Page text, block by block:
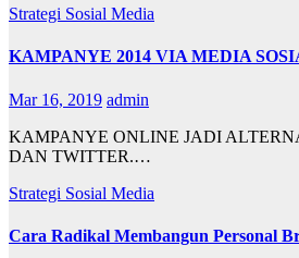
Strategi Sosial Media
KAMPANYE 2014 VIA MEDIA
Mar 16, 2019 admin
KAMPANYE ONLINE JADI
DAN TWITTER.…
Strategi Sosial Media
Cara Radikal Membangun Personal